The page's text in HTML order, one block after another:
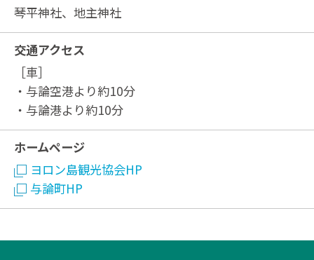
琴平神社、地主神社
交通アクセス
［車］
・与論空港より約10分
・与論港より約10分
ホームページ
ヨロン島観光協会HP
与論町HP